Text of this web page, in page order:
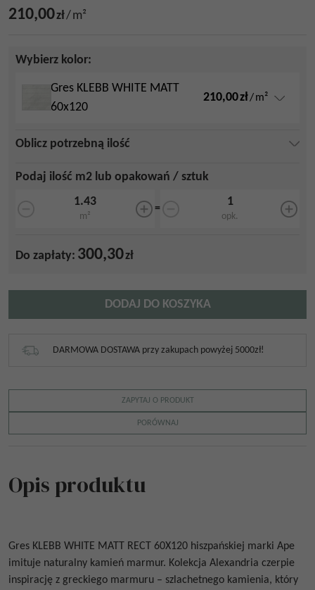
210,00zł/m²
Wybierz kolor:
Gres KLEBB WHITE MATT
60x120
210,00zł/m²
Oblicz potrzebną ilość
Podaj ilość m2 lub opakowań / sztuk
m²
=
opk.
Do zapłaty: 300,30zł
DODAJ DO KOSZYKA
DARMOWA DOSTAWA przy zakupach powyżej 5000zł!
ZAPYTAJ O PRODUKT
PORÓWNAJ
Opis produktu
Gres KLEBB WHITE MATT RECT 60X120 hiszpańskiej marki Ape
imituje naturalny kamień marmur. Kolekcja Alexandria czerpie
inspirację z greckiego marmuru – szlachetnego kamienia, który